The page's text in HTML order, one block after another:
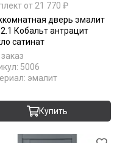
от 21 770 ₽
дверь эмалит
Кобальт антрацит
сатинат
5006
эмалит
Купить